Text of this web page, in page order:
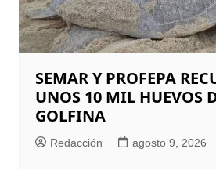
SEMAR Y PROFEPA
UNOS 10 MIL HUEVOS
GOLFINA
Redacción agosto 9, 2026